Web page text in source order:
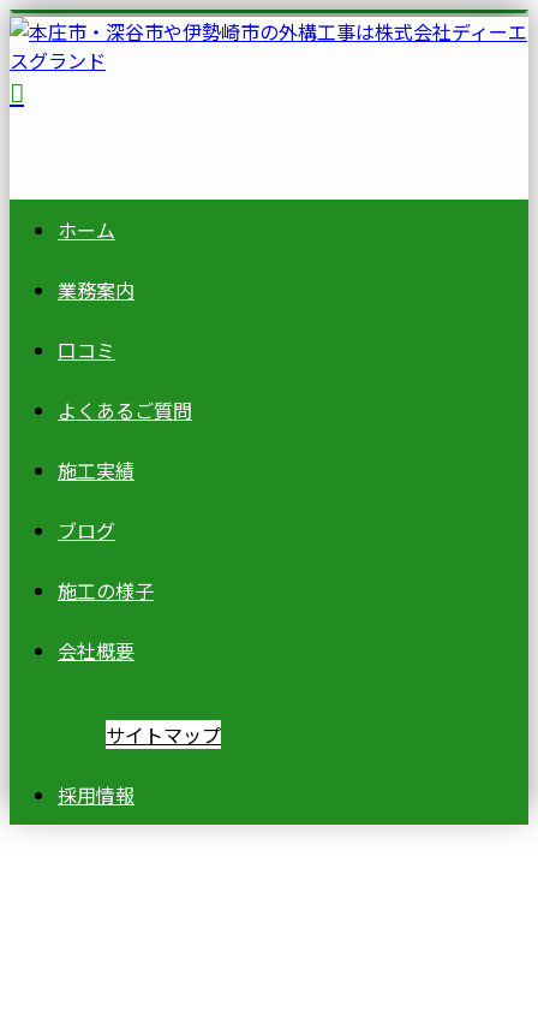
ホーム
業務案内
口コミ
よくあるご質問
施工実績
ブログ
施工の様子
会社概要
サイトマップ
採用情報